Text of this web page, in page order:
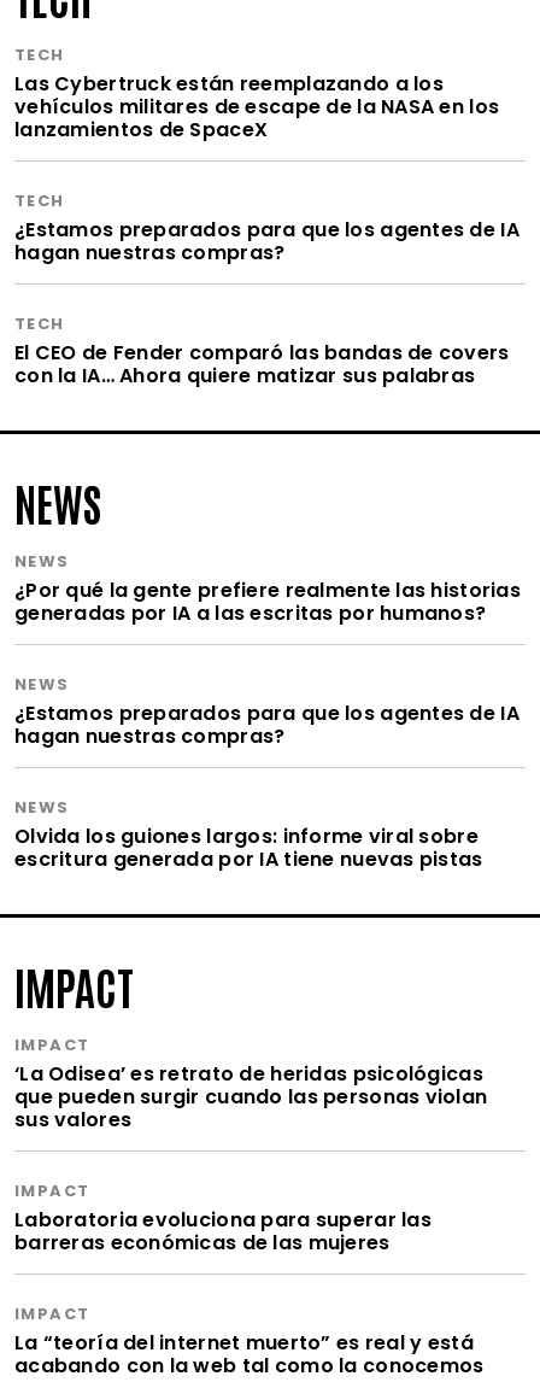
TECH
Las Cybertruck están reemplazando a los
vehículos militares de escape de la NASA en los
lanzamientos de SpaceX
TECH
¿Estamos preparados para que los agentes de IA
hagan nuestras compras?
TECH
El CEO de Fender comparó las bandas de covers
con la IA… Ahora quiere matizar sus palabras
NEWS
NEWS
¿Por qué la gente prefiere realmente las historias
generadas por IA a las escritas por humanos?
NEWS
¿Estamos preparados para que los agentes de IA
hagan nuestras compras?
NEWS
Olvida los guiones largos: informe viral sobre
escritura generada por IA tiene nuevas pistas
IMPACT
IMPACT
‘La Odisea’ es retrato de heridas psicológicas
que pueden surgir cuando las personas violan
sus valores
IMPACT
Laboratoria evoluciona para superar las
barreras económicas de las mujeres
IMPACT
La “teoría del internet muerto” es real y está
acabando con la web tal como la conocemos